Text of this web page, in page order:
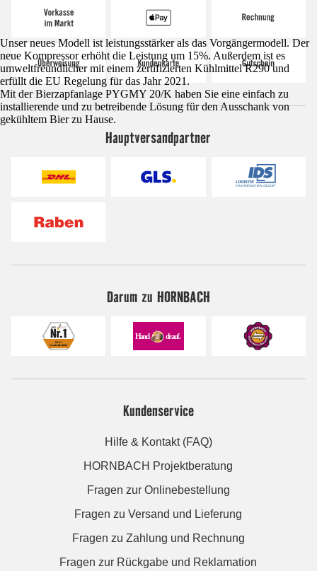
Unser neues Modell ist leistungsstärker als das Vorgängermodell. Der
neue Kompressor erhöht die Leistung um 15%. Außerdem ist es
umweltfreundlicher mit einem zertifizierten Kühlmittel R290 und
erfüllt die EU Regelung für das Jahr 2021.
Mit der Bierzapfanlage PYGMY 20/K haben Sie eine einfach zu
installierende und zu betreibende Lösung für den Ausschank von
gekühltem Bier zu Hause.
Hauptversandpartner
Darum zu HORNBACH
Kundenservice
Hilfe & Kontakt (FAQ)
HORNBACH Projektberatung
Fragen zur Onlinebestellung
Fragen zu Versand und Lieferung
Fragen zu Zahlung und Rechnung
Fragen zur Rückgabe und Reklamation